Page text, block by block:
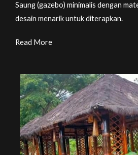
Saung (gazebo) minimalis dengan
desain menarik untuk diterapkan.
Read More